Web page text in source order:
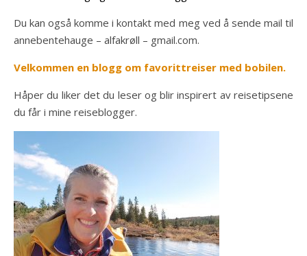
Du kan også komme i kontakt med meg ved å sende mail til
annebentehauge – alfakrøll – gmail.com.
Velkommen en blogg om favorittreiser med bobilen.
Håper du liker det du leser og blir inspirert av reisetipsene
du får i mine reiseblogger.